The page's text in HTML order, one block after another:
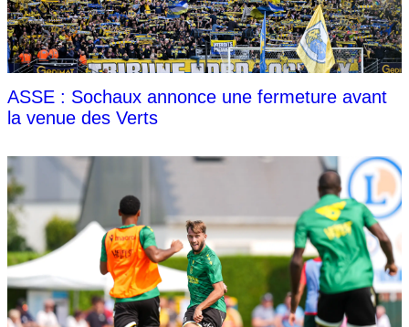
ASSE : Sochaux annonce une fermeture avant
la venue des Verts